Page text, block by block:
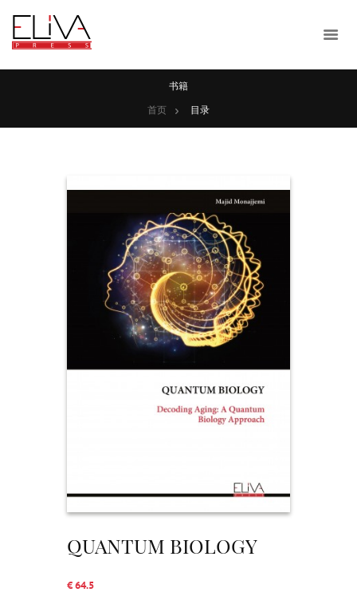
书籍
首页
目录
QUANTUM BIOLOGY
€ 64.5